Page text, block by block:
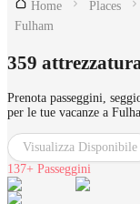
Home Places
Fulham
359
Prenota passeggini,
per le tue vacanze a
Visualizza Disponibile
137+ Passeggini